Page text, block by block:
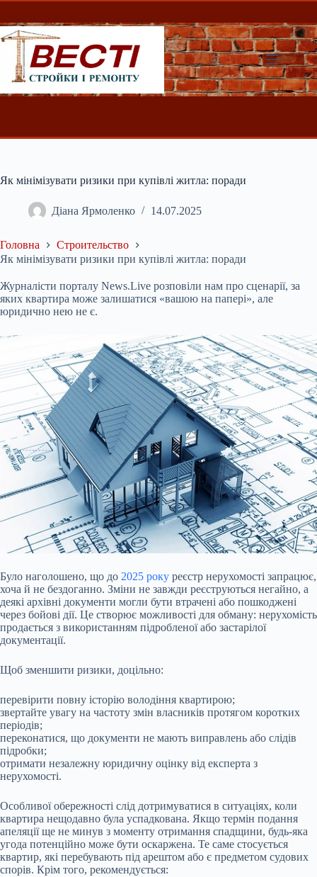
Перейти
вмісту
Як мінімізувати ризики при купівлі житла: поради
Діана Ярмоленко 14.07.2025
Головна
Строительство
Як мінімізувати ризики при купівлі житла: поради
Журналісти порталу News.Live розповіли нам про сценарії, за
яких квартира може залишатися «вашою на папері», але
юридично нею не є.
Було наголошено, що до 2025 року реєстр нерухомості запрацює,
хоча й не бездоганно. Зміни не завжди реєструються негайно, а
деякі архівні документи могли бути втрачені або пошкоджені
через бойові дії. Це створює можливості для обману: нерухомість
продається з використанням підробленої або застарілої
документації.
Щоб зменшити ризики, доцільно:
перевірити повну історію володіння квартирою;
звертайте увагу на частоту змін власників протягом коротких
періодів;
переконатися, що документи не мають виправлень або слідів
підробки;
отримати незалежну юридичну оцінку від експерта з
нерухомості.
Особливої обережності слід дотримуватися в ситуаціях, коли
квартира нещодавно була успадкована. Якщо термін подання
апеляції ще не минув з моменту отримання спадщини, будь-яка
угода потенційно може бути оскаржена. Те саме стосується
квартир, які перебувають під арештом або є предметом судових
спорів. Крім того, рекомендується: